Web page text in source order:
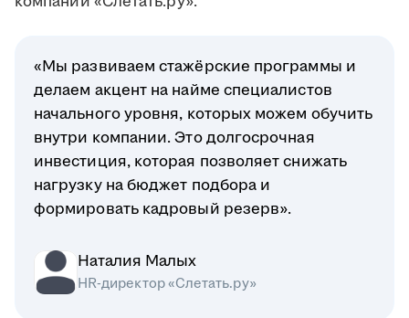
«Мы развиваем стажёрские программы и
делаем акцент на найме специалистов
начального уровня, которых можем обучить
внутри компании. Это долгосрочная
инвестиция, которая позволяет снижать
нагрузку на бюджет подбора и
формировать кадровый резерв».
Наталия Малых
HR-директор «Слетать.ру»